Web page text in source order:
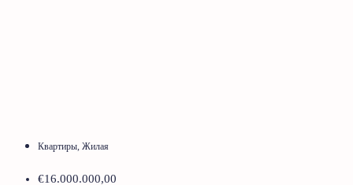
Квартиры, Жилая
€16.000.000,00